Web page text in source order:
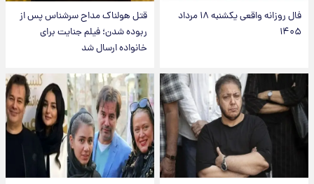
فال روزانه واقعی یکشنبه ۱۸ مرداد
۱۴۰۵
قتل هولناک مداح سرشناس پس از
ربوده شدن؛ فیلم جنایت برای
خانواده ارسال شد